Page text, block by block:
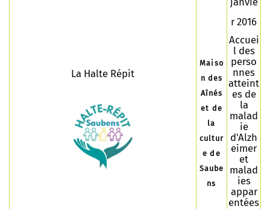
La Halte Répit
Maiso
n des
Aînés
et de
la
cultur
e de
Saube
ns
r 2016
Accuei
l des
perso
nnes
atteint
es de
la
malad
ie
d'Alzh
eimer
et
malad
ies
appar
entées